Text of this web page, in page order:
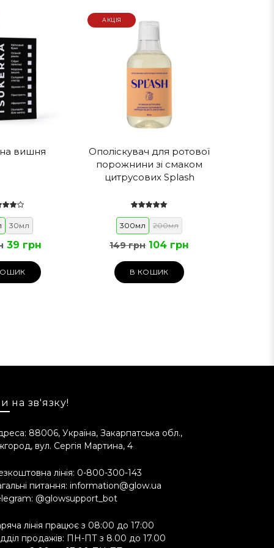
+ 25 ℃.
приблизно на 1-2 місяці.
Betaine, Glycolic Acid, Lactic
Alanine, Arginine, Lysine, Threonine,
продукту взаємозамінними
ніяким чином не впливає на якість
вишня
30мл
39 грн
АКЦІЯ
Ополіскувач для ротової
порожнини зі смаком
цитрусових Splash
300мл 200мл
149 грн 104 грн
В КОШИК
на зв'язку!
88006, Україна, Закарпатська обл.,
вул. Сергія Мартина, 4
лінія: 0-800-300-143
питання: information@glow.ua
@glowsupport_bot
лінія працює з 08:00 до 17:00
продажів: ПН-ПТ з 8.00 до 17.00